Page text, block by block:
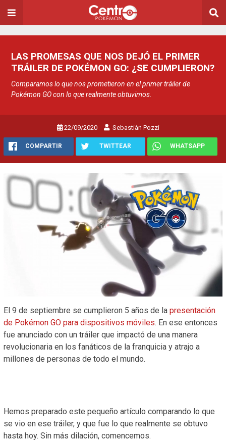
LAS PROMESAS QUE NOS DEJÓ EL PRIMER
TRÁILER DE POKÉMON GO: ¿SE CUMPLIERON?
Comparamos lo que nos prometieron en el primer tráiler de
Pokémon GO con lo que realmente obtuvimos.
22/09/2020 Sebastián Pozzi
COMPARTIR TWITTEAR WHATSAPP
El 9 de septiembre se cumplieron 5 años de la presentación
de Pokémon GO para dispositivos móviles. En ese entonces
fue anunciado con un tráiler que impactó de una manera
revolucionaria en los fanáticos de la franquicia y atrajo a
millones de personas de todo el mundo.
Hemos preparado este pequeño artículo comparando lo que
se vio en ese tráiler, y que fue lo que realmente se obtuvo
hasta hoy. Sin más dilación, comencemos.